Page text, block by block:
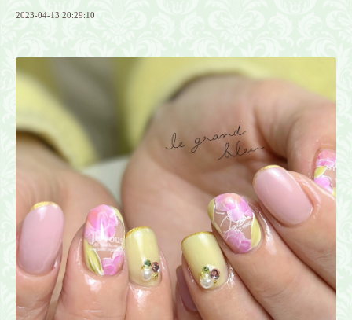
2023-04-13 20:29:10